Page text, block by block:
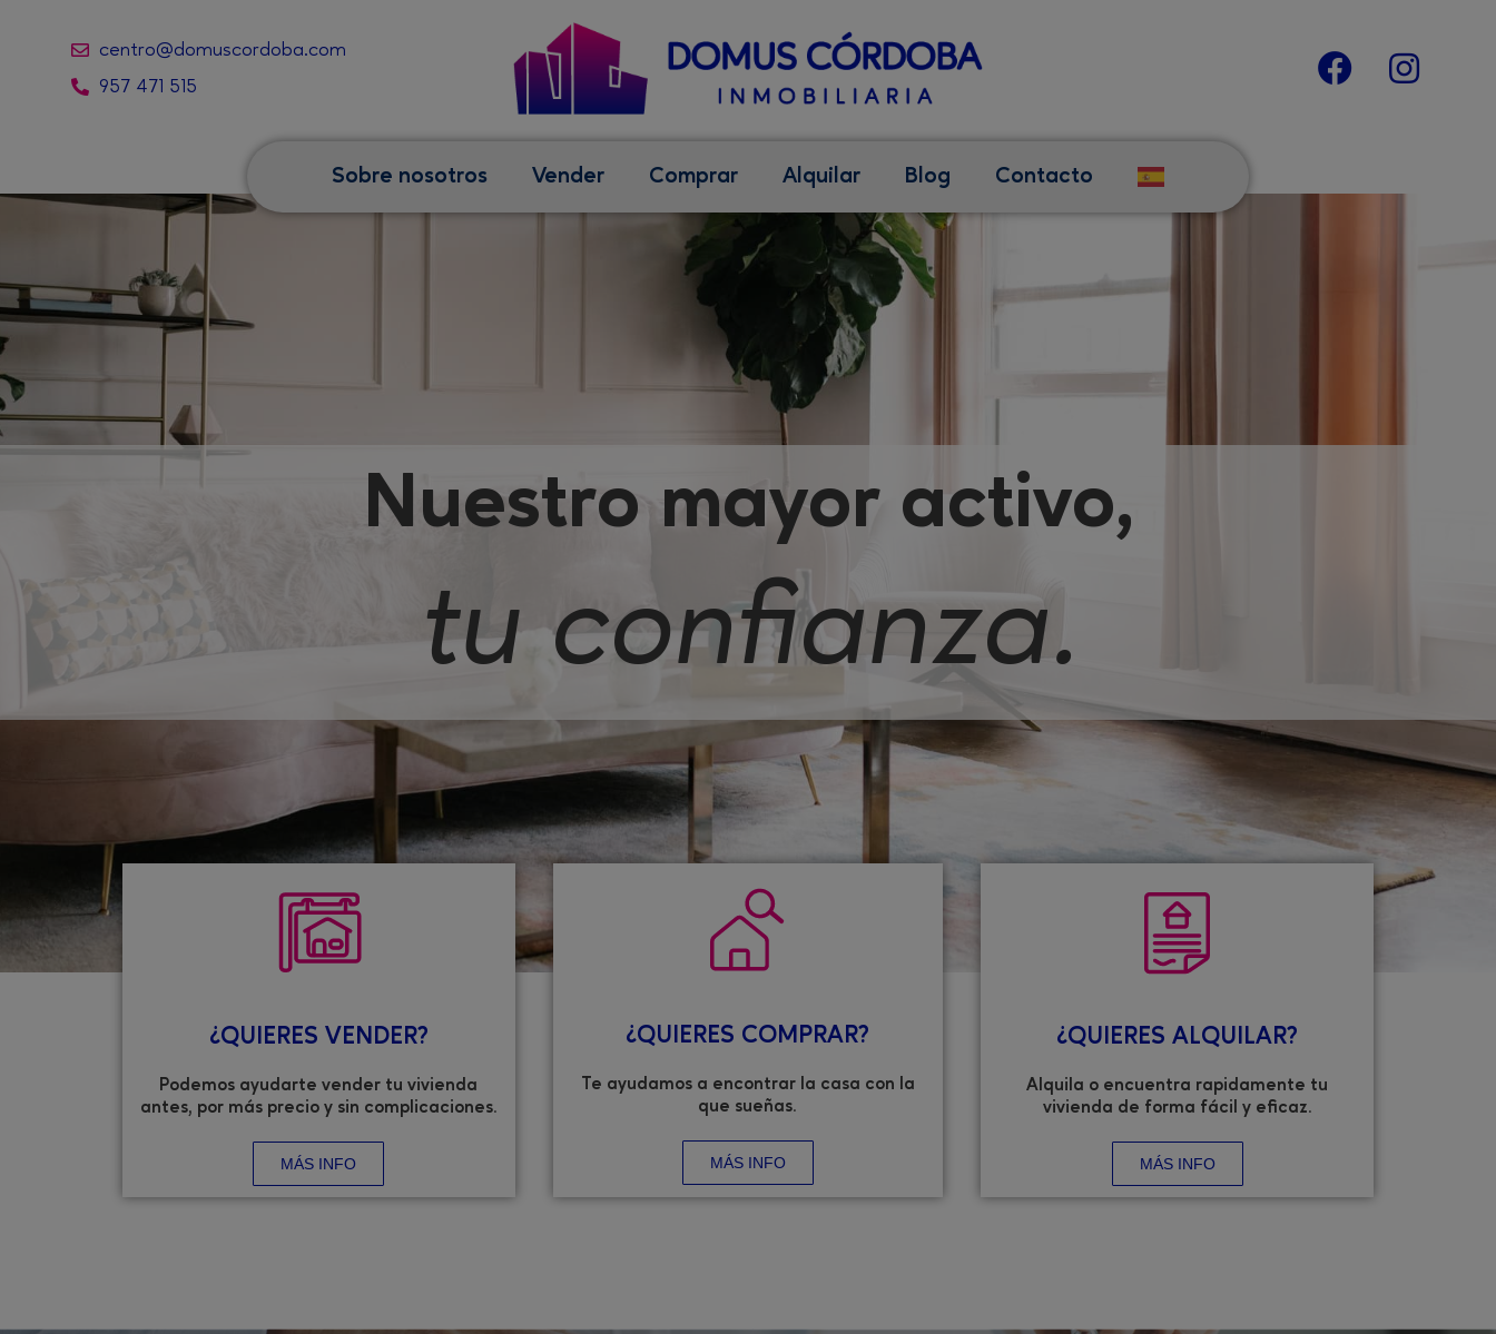
centro@domuscordoba.com
957 471 515
Sobre nosotros Vender Comprar Alquilar Blog Contacto
Nuestro mayor activo,
tu confianza.
¿QUIERES VENDER?
Podemos ayudarte vender tu vivienda
antes, por más precio y sin complicaciones.
MÁS INFO
¿QUIERES COMPRAR?
Te ayudamos a encontrar la casa con la
que sueñas.
MÁS INFO
¿QUIERES ALQUILAR?
Alquila o encuentra rapidamente tu
vivienda de forma fácil y eficaz.
MÁS INFO